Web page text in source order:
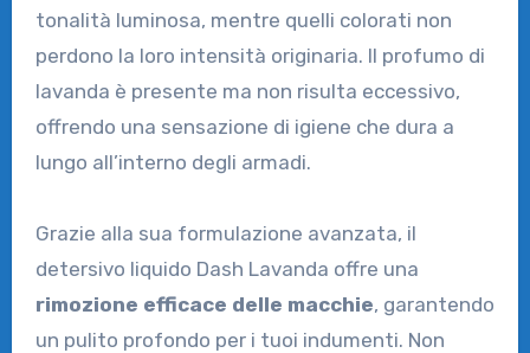
tonalità luminosa, mentre quelli colorati non
perdono la loro intensità originaria. Il profumo di
lavanda è presente ma non risulta eccessivo,
offrendo una sensazione di igiene che dura a
lungo all’interno degli armadi.
Grazie alla sua formulazione avanzata, il
detersivo liquido Dash Lavanda offre una
rimozione efficace delle macchie, garantendo
un pulito profondo per i tuoi indumenti. Non